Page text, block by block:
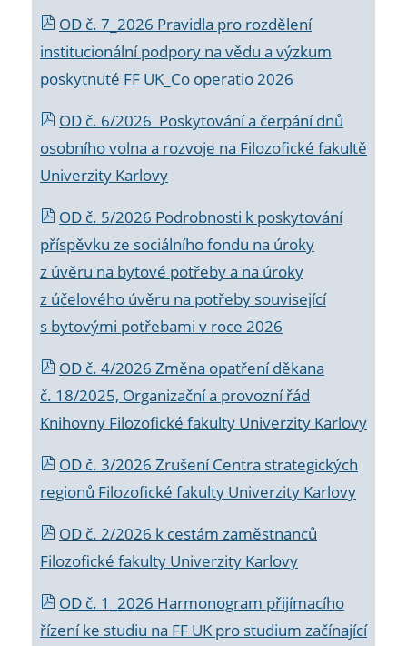
OD č. 7_2026 Pravidla pro rozdělení
institucionální podpory na vědu a výzkum
poskytnuté FF UK_Co operatio 2026
OD č. 6/2026 Poskytování a čerpání dnů
osobního volna a rozvoje na Filozofické fakultě
Univerzity Karlovy
OD č. 5/2026 Podrobnosti k poskytování
příspěvku ze sociálního fondu na úroky
z úvěru na bytové potřeby a na úroky
z účelového úvěru na potřeby související
s bytovými potřebami v roce 2026
OD č. 4/2026 Změna opatření děkana
č. 18/2025, Organizační a provozní řád
Knihovny Filozofické fakulty Univerzity Karlovy
OD č. 3/2026 Zrušení Centra strategických
regionů Filozofické fakulty Univerzity Karlovy
OD č. 2/2026 k cestám zaměstnanců
Filozofické fakulty Univerzity Karlovy
OD č. 1_2026 Harmonogram přijímacího
řízení ke studiu na FF UK pro studium začínající